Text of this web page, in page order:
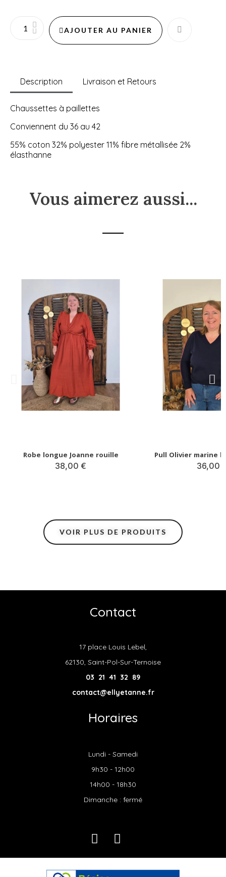
AJOUTER AU PANIER
Description Livraison et Retours
Chaussettes à paillettes
Conviennent du 36 au 42
55% coton 32% polyester 11% fibre métallisée 2%
élasthanne
Vous aimerez aussi...
Robe longue Joanne rouille
38,00 € 36,00
VOIR PLUS DE PRODUITS
Contact
17 place Louis Lebel,
62130, Saint-Pol-Sur-Ternoise
03 21 41 32 89
contact@ellyetanne.fr
Horaires
Lundi - Samedi
9h30 - 12h00
14h00 - 18h30
Dimanche : fermé